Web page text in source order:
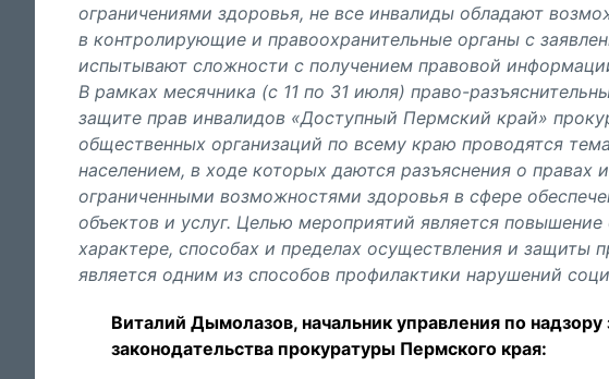
ограничениями здоровья, не все инвалиды обладают
в контролирующие и правоохранительные органы с
испытывают сложности с получением правовой
В рамках месячника (с 11 по 31 июля) право-
защите прав инвалидов «Доступный Пермский край»
общественных организаций по всему краю проводятся
населением, в ходе которых даются разъяснения о правах
ограниченными возможностями здоровья в сфере
объектов и услуг. Целью мероприятий является
характере, способах и пределах осуществления и защиты
является одним из способов профилактики нарушений
Виталий Дымолазов, начальник управления по
законодательства прокуратуры Пермского края: